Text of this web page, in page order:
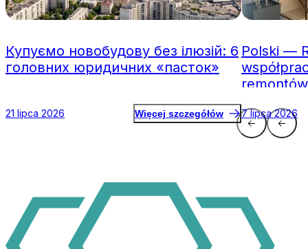
Купуємо новобудову без ілюзій: 6
головних юридичних «пасток»
21 lipca 2026 Więcej szczegółów
Polski —
remontów
7 lipca 2026